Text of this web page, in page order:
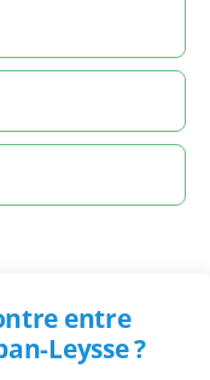
entre
Leysse ?